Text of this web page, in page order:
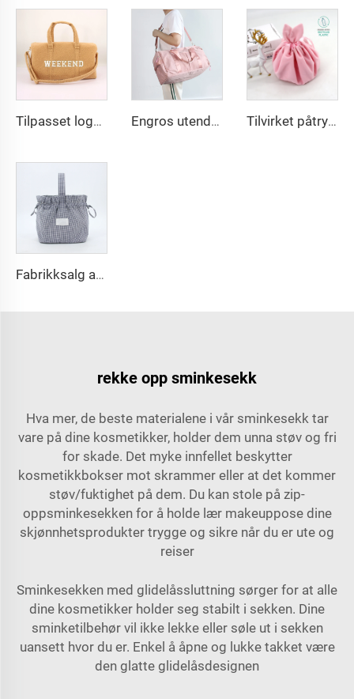
Tilpasset logo reiseduffel vannskjermet weekender bagasje håndbag pose for kvinner sports treningspose for menn Engros utendørs vannskjermet stor kapasitet strandpose duvelduffel helg mann trening reiseposer for kvinner unisex tilpasset reisepose Tilvirket påtrykt logo fløyelspose til smykker, stor sekk med snørbinding til smink, smykker og gaveposer, bryllupsgaver
Fabrikksalg av franske romantiske blomstermønstrede korgposer, pose til hudpleieprodukter med egendefinert logoprint, modisk bomullstekstil med glidelås
rekke opp sminkesekk
Hva mer, de beste materialene i vår sminkesekk tar
vare på dine kosmetikker, holder dem unna støv og fri
for skade. Det myke innfellet beskytter
kosmetikkbokser mot skrammer eller at det kommer
støv/fuktighet på dem. Du kan stole på zip-
oppsminkesekken for å holde lær makeuppose dine
skjønnhetsprodukter trygge og sikre når du er ute og
reiser
Sminkesekken med glidelåssluttning sørger for at alle
dine kosmetikker holder seg stabilt i sekken. Dine
sminketilbehør vil ikke lekke eller søle ut i sekken
uansett hvor du er. Enkel å åpne og lukke takket være
den glatte glidelåsdesignen